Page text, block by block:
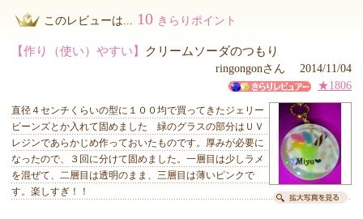
このレビューは... 10 きらりポイント
【作り（使い）やすい】 クリームソーダのつもり
ringongonさん 2014/11/04
★1806
直径４センチくらいの型に１００均で買ってきたジェリー
ビーンズとか入れて固めました 緑のグラスの部分はＵＶ
レジンであらかじめ作っておいたものです。厚みが必要に
なったので、３回に分けて固めました。一層目は少しラメ
を混ぜて、二層目は透明のまま、三層目は薄いピンクで
す。楽しすぎ！！